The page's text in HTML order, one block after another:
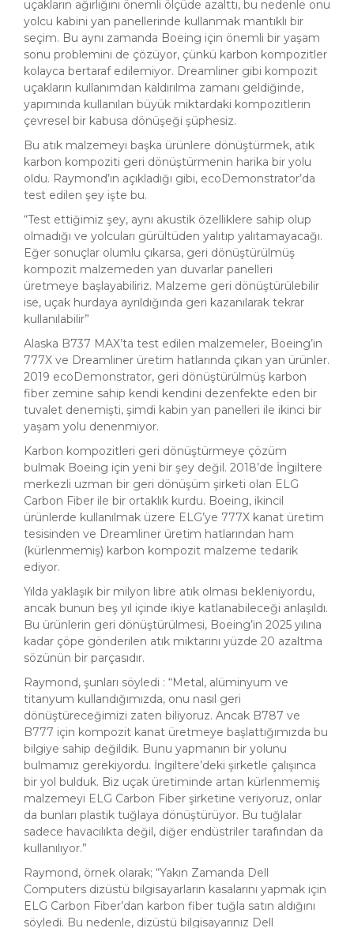
uçakların ağırlığını önemli ölçüde azalttı, bu nedenle onu
yolcu kabini yan panellerinde kullanmak mantıklı bir
seçim. Bu aynı zamanda Boeing için önemli bir yaşam
sonu problemini de çözüyor, çünkü karbon kompozitler
kolayca bertaraf edilemiyor. Dreamliner gibi kompozit
uçakların kullanımdan kaldırılma zamanı geldiğinde,
yapımında kullanılan büyük miktardaki kompozitlerin
çevresel bir kabusa dönüşeği şüphesiz.
Bu atık malzemeyi başka ürünlere dönüştürmek, atık
karbon kompoziti geri dönüştürmenin harika bir yolu
oldu. Raymond’ın açıkladığı gibi, ecoDemonstrator’da
test edilen şey işte bu.
“Test ettiğimiz şey, aynı akustik özelliklere sahip olup
olmadığı ve yolcuları gürültüden yalıtıp yalıtamayacağı.
Eğer sonuçlar olumlu çıkarsa, geri dönüştürülmüş
kompozit malzemeden yan duvarlar panelleri
üretmeye başlayabiliriz. Malzeme geri dönüştürülebilir
ise, uçak hurdaya ayrıldığında geri kazanılarak tekrar
kullanılabilir”
Alaska B737 MAX’ta test edilen malzemeler, Boeing’in
777X ve Dreamliner üretim hatlarında çıkan yan ürünler.
2019 ecoDemonstrator, geri dönüştürülmüş karbon
fiber zemine sahip kendi kendini dezenfekte eden bir
tuvalet denemişti, şimdi kabin yan panelleri ile ikinci bir
yaşam yolu denenmiyor.
Karbon kompozitleri geri dönüştürmeye çözüm
bulmak Boeing için yeni bir şey değil. 2018’de İngiltere
merkezli uzman bir geri dönüşüm şirketi olan ELG
Carbon Fiber ile bir ortaklık kurdu. Boeing, ikincil
ürünlerde kullanılmak üzere ELG’ye 777X kanat üretim
tesisinden ve Dreamliner üretim hatlarından ham
(kürlenmemiş) karbon kompozit malzeme tedarik
ediyor.
Yılda yaklaşık bir milyon libre atık olması bekleniyordu,
ancak bunun beş yıl içinde ikiye katlanabileceği anlaşıldı.
Bu ürünlerin geri dönüştürülmesi, Boeing’in 2025 yılına
kadar çöpe gönderilen atık miktarını yüzde 20 azaltma
sözünün bir parçasıdır.
Raymond, şunları söyledi : “Metal, alüminyum ve
titanyum kullandığımızda, onu nasıl geri
dönüştüreceğimizi zaten biliyoruz. Ancak B787 ve
B777 için kompozit kanat üretmeye başlattığımızda bu
bilgiye sahip değildik. Bunu yapmanın bir yolunu
bulmamız gerekiyordu. İngiltere’deki şirketle çalışınca
bir yol bulduk. Biz uçak üretiminde artan kürlenmemiş
malzemeyi ELG Carbon Fiber şirketine veriyoruz, onlar
da bunları plastik tuğlaya dönüştürüyor. Bu tuğlalar
sadece havacılıkta değil, diğer endüstriler tarafından da
kullanılıyor.”
Raymond, örnek olarak; “Yakın Zamanda Dell
Computers dizüstü bilgisayarların kasalarını yapmak için
ELG Carbon Fiber’dan karbon fiber tuğla satın aldığını
söyledi. Bu nedenle, dizüstü bilgisayarınız Dell